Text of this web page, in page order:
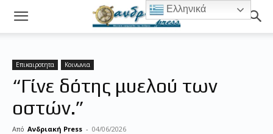
Επικαιροτητα Κοινωνια
“Γίνε δότης μυελού των
οστών.”
Από Ανδριακή Press - 04/06/2026
Ελληνικά